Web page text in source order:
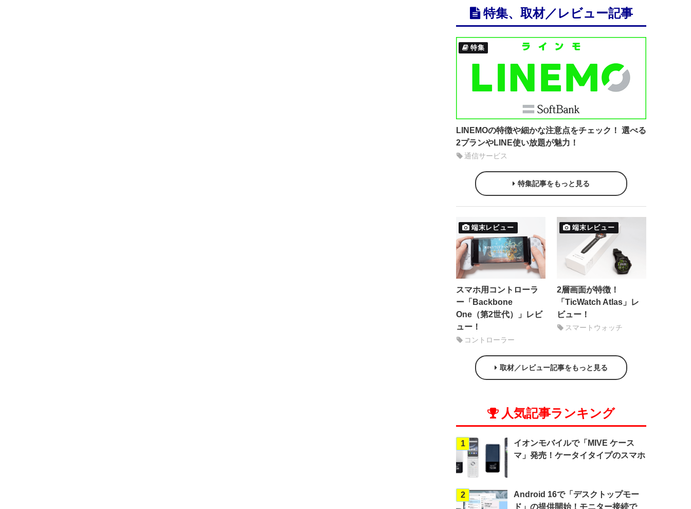
特集、取材／レビュー記事
特集
LINEMOの特徴や細かな注意点をチェック！ 選べる
2プランやLINE使い放題が魅力！
通信サービス
特集記事をもっと見る
端末レビュー
スマホ用コントローラ
ー「Backbone
One（第2世代）」レビ
ュー！
コントローラー
端末レビュー
2層画面が特徴！
「TicWatch Atlas」レ
ビュー！
スマートウォッチ
取材／レビュー記事をもっと見る
人気記事ランキング
1
イオンモバイルで「MIVE ケース
マ」発売！ケータイタイプのスマホ
2
Android 16で「デスクトップモー
ド」の提供開始！モニター接続で